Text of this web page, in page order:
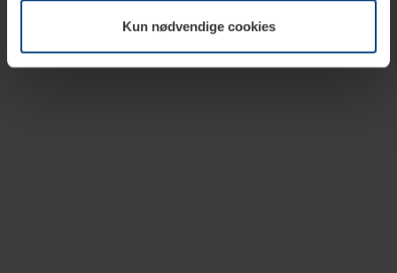
Kun nødvendige cookies